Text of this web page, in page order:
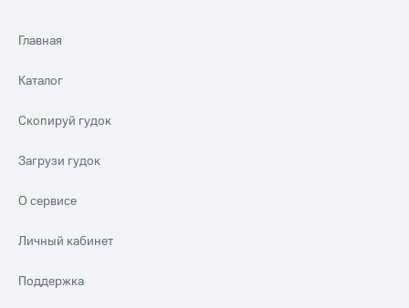
Главная
Каталог
Скопируй гудок
Загрузи гудок
О сервисе
Личный кабинет
Поддержка